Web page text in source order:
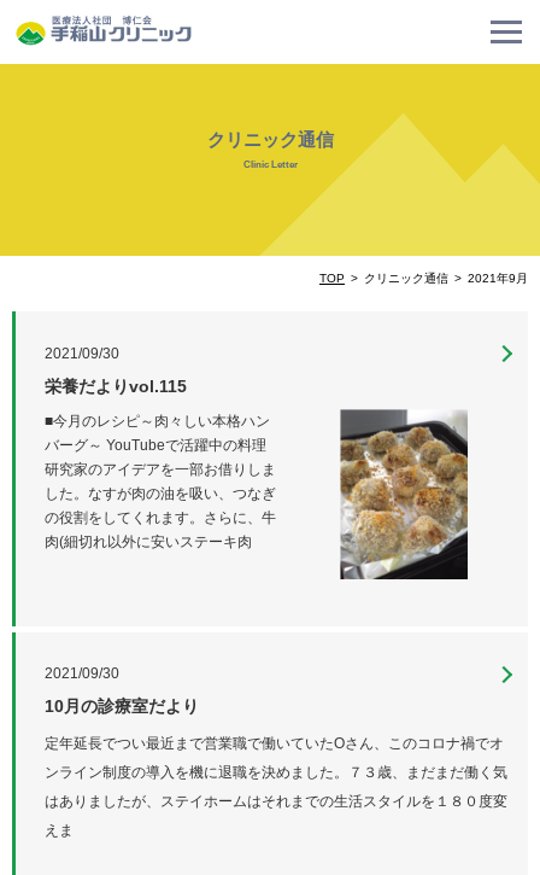
クリニック通信
Clinic Letter
TOP クリニック通信 2021年9月
2021/09/30
栄養だよりvol.115
■今月のレシピ～肉々しい本格ハン
バーグ～ YouTubeで活躍中の料理
研究家のアイデアを一部お借りしま
した。なすが肉の油を吸い、つなぎ
の役割をしてくれます。さらに、牛
肉(細切れ以外に安いステーキ肉
2021/09/30
10月の診療室だより
定年延長でつい最近まで営業職で働いていたOさん、このコロナ禍でオ
ンライン制度の導入を機に退職を決めました。７３歳、まだまだ働く気
はありましたが、ステイホームはそれまでの生活スタイルを１８０度変
えま